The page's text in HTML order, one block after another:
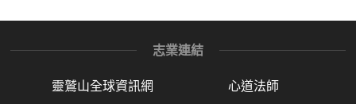
志業連結
靈鷲山全球資訊網 心道法師